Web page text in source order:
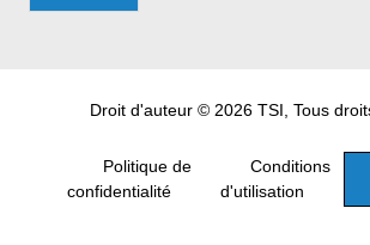
Droit d'auteur © 2026 TSI, Tous
Politique de
confidentialité
Conditions
d'utilisation